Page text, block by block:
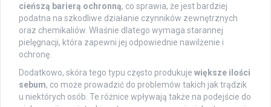
cieńszą barierą ochronną, co sprawia, że jest bardziej
podatna na szkodliwe działanie czynników zewnętrznych
oraz chemikaliów. Właśnie dlatego wymaga starannej
pielęgnacji, która zapewni jej odpowiednie nawilżenie i
ochronę.
Dodatkowo, skóra tego typu często produkuje większe ilości
sebum, co może prowadzić do problemów takich jak trądzik
u niektórych osób. Te różnice wpływają także na podejście do